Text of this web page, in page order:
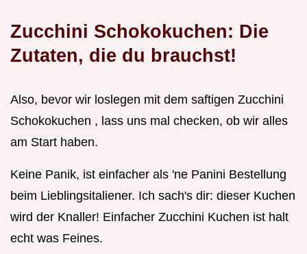
Zucchini Schokokuchen: Die
Zutaten, die du brauchst!
Also, bevor wir loslegen mit dem saftigen Zucchini
Schokokuchen , lass uns mal checken, ob wir alles
am Start haben.
Keine Panik, ist einfacher als 'ne Panini Bestellung
beim Lieblingsitaliener. Ich sach's dir: dieser Kuchen
wird der Knaller! Einfacher Zucchini Kuchen ist halt
echt was Feines.